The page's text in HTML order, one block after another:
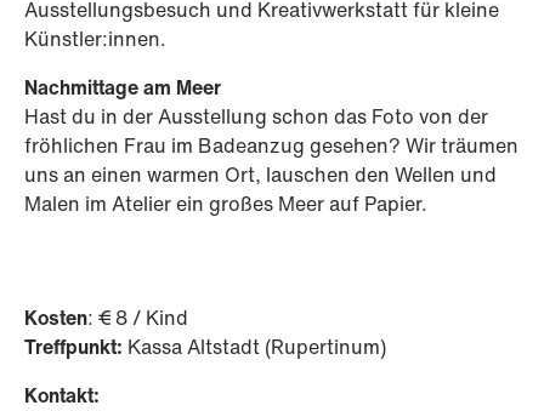
Ausstellungsbesuch und Kreativwerkstatt für kleine
Künstler:innen.
Nachmittage am Meer
Hast du in der Ausstellung schon das Foto von der
fröhlichen Frau im Badeanzug gesehen? Wir träumen
uns an einen warmen Ort, lauschen den Wellen und
Malen im Atelier ein großes Meer auf Papier.
Kosten: € 8 / Kind
Treffpunkt: Kassa Altstadt (Rupertinum)
Kontakt: